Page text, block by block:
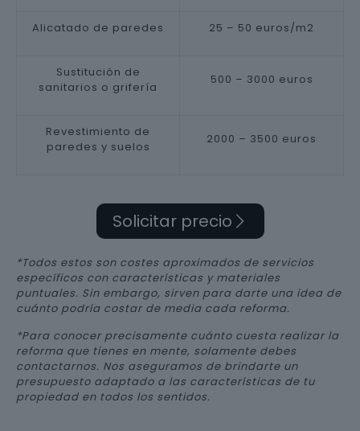
Alicatado de paredes 25 – 50 euros/m2
Sustitución de
sanitarios o grifería
500 – 3000 euros
Revestimiento de
paredes y suelos
2000 – 3500 euros
Solicitar precio
*Todos estos son costes aproximados de servicios
específicos con características y materiales
puntuales. Sin embargo, sirven para darte una idea de
cuánto podría costar de media cada reforma.
*Para conocer precisamente cuánto cuesta realizar la
reforma que tienes en mente, solamente debes
contactarnos. Nos aseguramos de brindarte un
presupuesto adaptado a las características de tu
propiedad en todos los sentidos.